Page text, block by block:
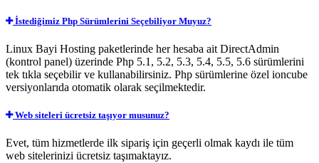
İstediğimiz Php Sürümlerini Seçebiliyor Muyuz?
Linux Bayi Hosting paketlerinde her hesaba ait DirectAdmin
(kontrol panel) üzerinde Php 5.1, 5.2, 5.3, 5.4, 5.5, 5.6 sürümlerini
tek tıkla seçebilir ve kullanabilirsiniz. Php sürümlerine özel ioncube
versiyonlarıda otomatik olarak seçilmektedir.
Web siteleri ücretsiz taşıyor musunuz?
Evet, tüm hizmetlerde ilk sipariş için geçerli olmak kaydı ile tüm
web sitelerinizi ücretsiz taşımaktayız.